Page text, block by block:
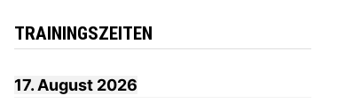
TRAININGSZEITEN
17. August 2026